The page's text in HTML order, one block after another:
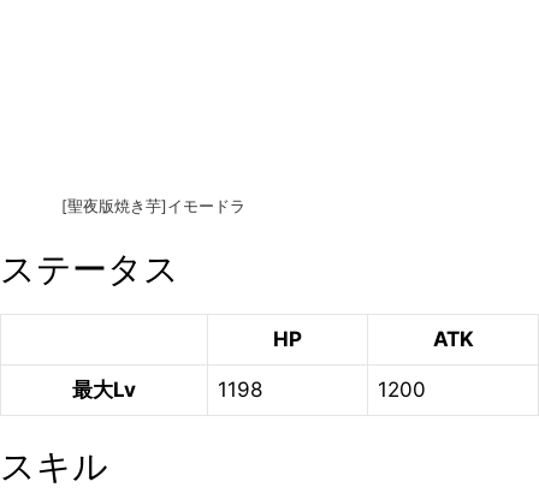
[聖夜版焼き芋]イモードラ
ステータス
HP ATK
最大Lv 1198 1200
スキル